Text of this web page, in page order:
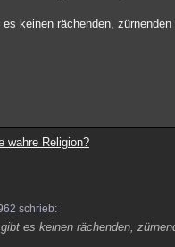
keinen rächenden, zürnenden
wahre Religion?
schrieb:
es keinen rächenden,